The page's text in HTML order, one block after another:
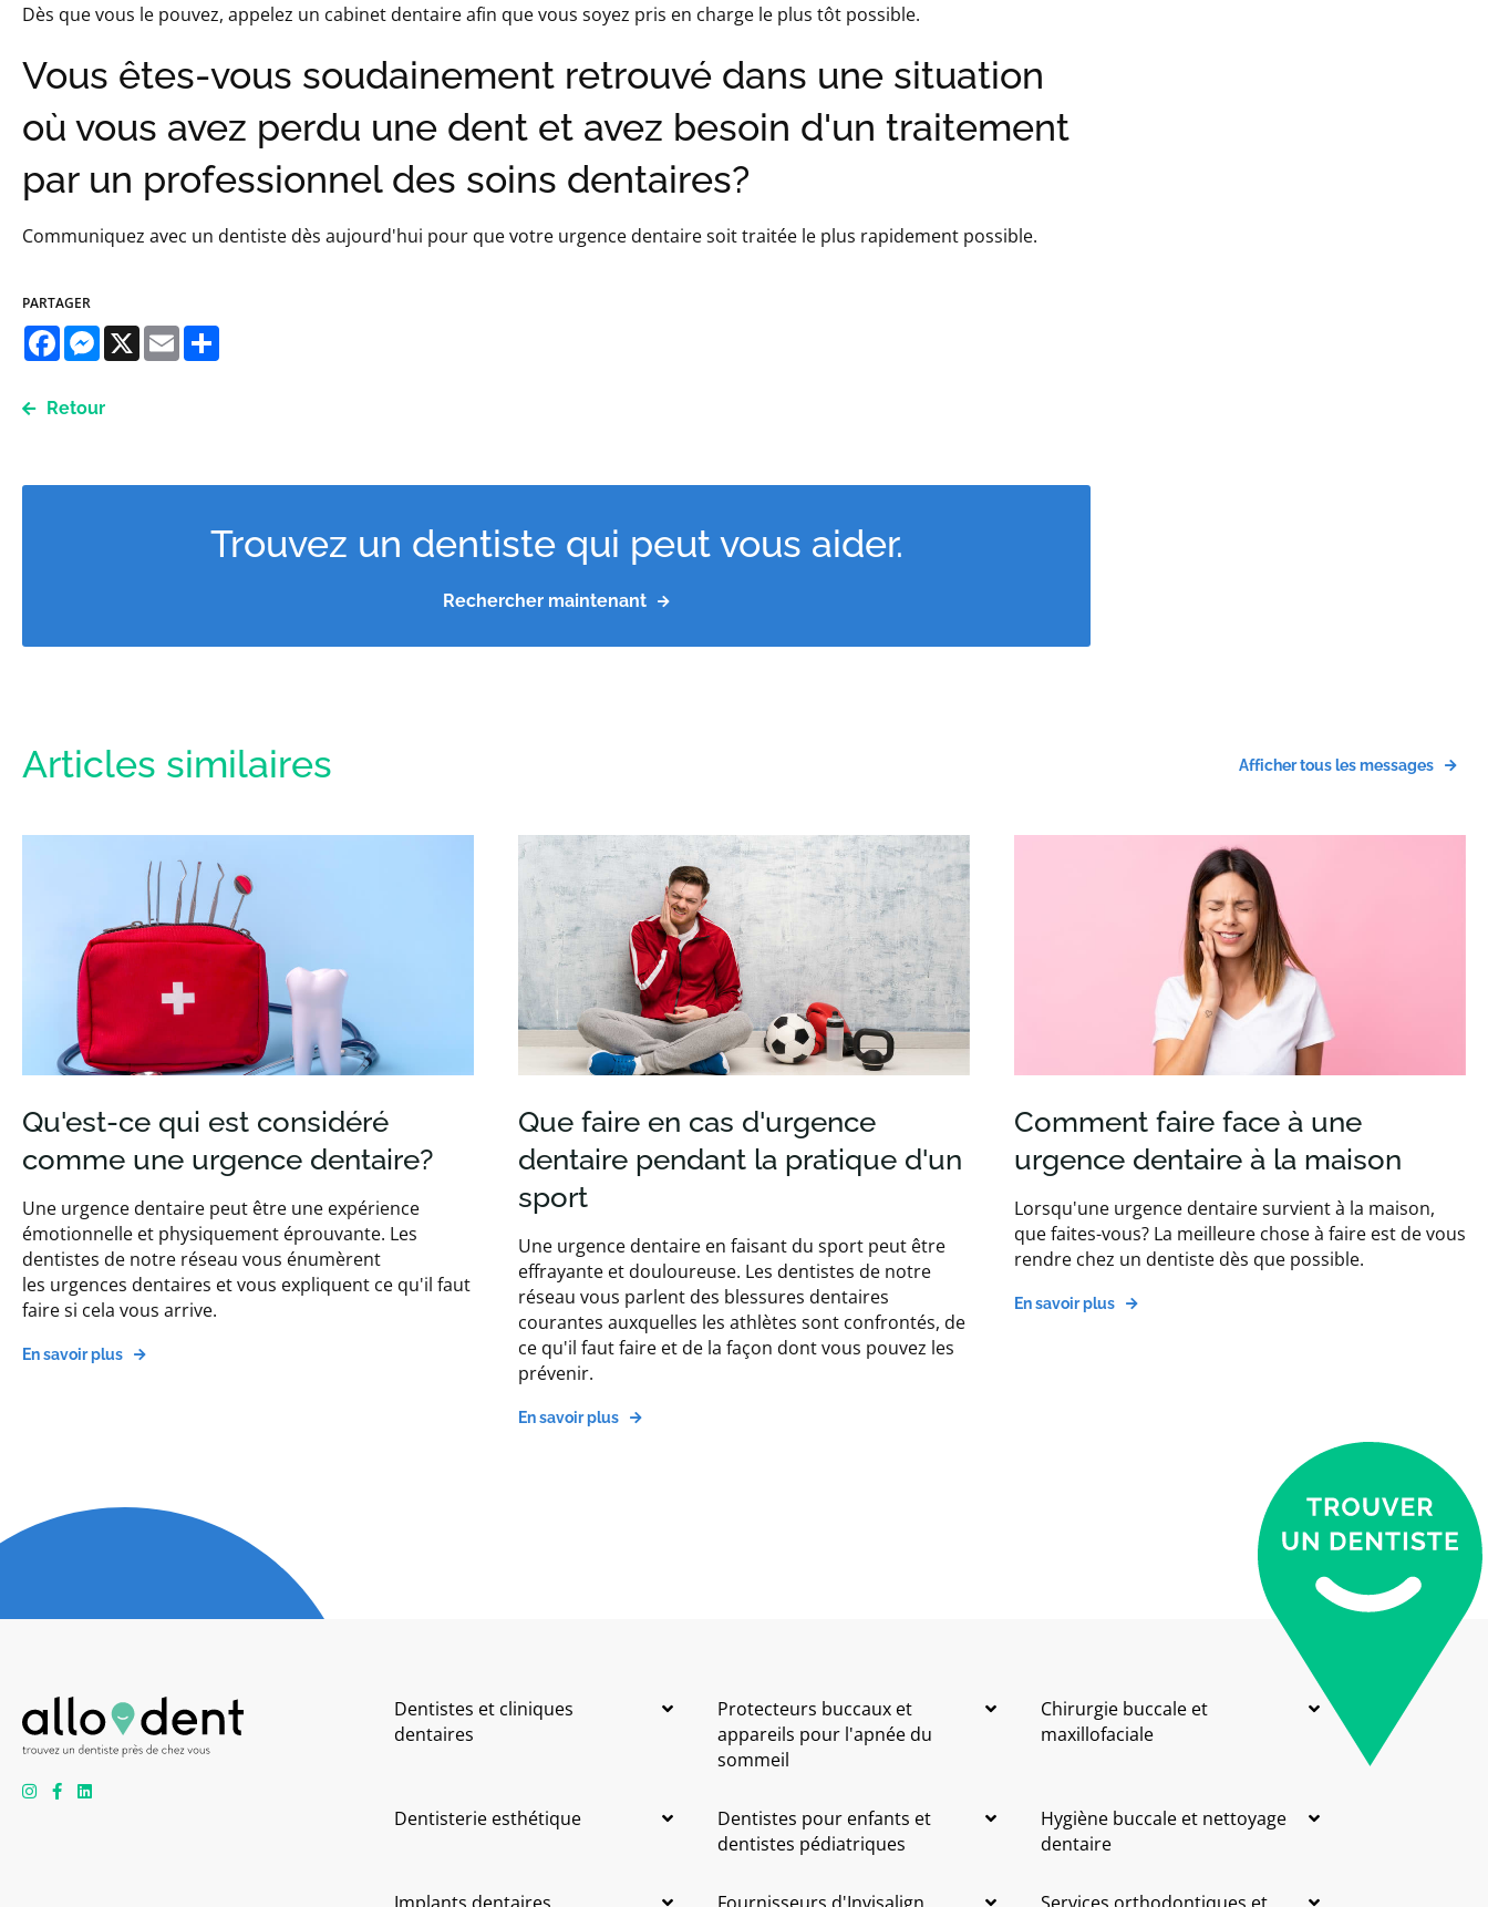
Dès que vous le pouvez, appelez un cabinet dentaire afin que vous soyez pris en charge le plus tôt possible.
Vous êtes-vous soudainement retrouvé dans une situation
où vous avez perdu une dent et avez besoin d'un traitement
par un professionnel des soins dentaires?
Communiquez avec un dentiste dès aujourd'hui pour que votre urgence dentaire soit traitée le plus rapidement possible.
PARTAGER
FacebookMessenger
X Email
Retour
Trouvez un dentiste qui peut vous aider.
Rechercher maintenant
Articles similaires Afficher tous les messages
Qu'est-ce qui est considéré
comme une urgence dentaire?
Une urgence dentaire peut être une expérience
émotionnelle et physiquement éprouvante. Les
dentistes de notre réseau vous énumèrent
les urgences dentaires et vous expliquent ce qu'il faut
faire si cela vous arrive.
En savoir plus
Que faire en cas d'urgence
dentaire pendant la pratique d'un
sport
Une urgence dentaire en faisant du sport peut être
effrayante et douloureuse. Les dentistes de notre
réseau vous parlent des blessures dentaires
courantes auxquelles les athlètes sont confrontés, de
ce qu'il faut faire et de la façon dont vous pouvez les
prévenir.
En savoir plus
Comment faire face à une
urgence dentaire à la maison
Lorsqu'une urgence dentaire survient à la maison,
que faites-vous? La meilleure chose à faire est de vous
rendre chez un dentiste dès que possible.
En savoir plus
Dentistes et cliniques
dentaires
Protecteurs buccaux et
appareils pour l'apnée du
sommeil
Chirurgie buccale et
maxillofaciale
Dentisterie esthétique
Dentistes pour enfants et
dentistes pédiatriques
Hygiène buccale et nettoyage
dentaire